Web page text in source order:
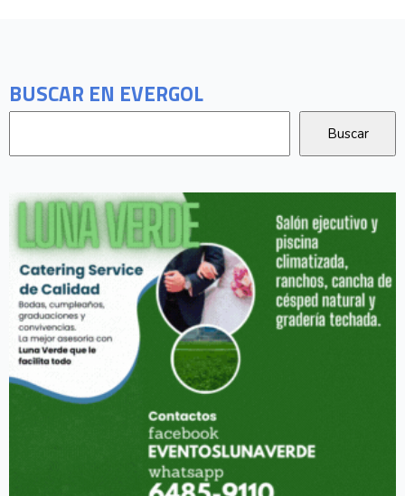
BUSCAR EN EVERGOL